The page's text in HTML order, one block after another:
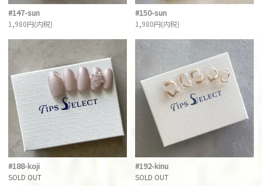
#147-sun
1,980円(内税)
#150-sun
1,980円(内税)
#188-koji
SOLD OUT
#192-kinu
SOLD OUT